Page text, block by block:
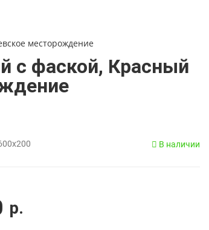
месторождение
с фаской, Красный
В наличии
р.